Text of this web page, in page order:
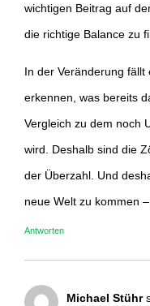
wichtigen Beitrag auf
die richtige Balance zu
In der Veränderung fällt
erkennen, was bereits
Vergleich zu dem noch
wird. Deshalb sind die
der Überzahl. Und
neue Welt zu kommen
Antworten
Michael Stühr